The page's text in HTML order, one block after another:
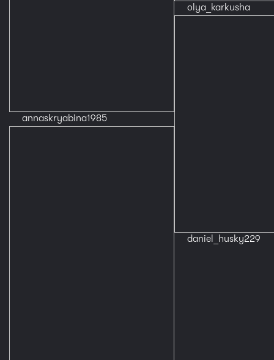
annaskryabina1985
olya_karkusha
daniel_husky229